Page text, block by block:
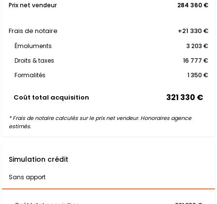
Prix net vendeur
284 360 €
Frais de notaire +21 330 €
Émoluments
3 203 €
Droits & taxes
16 777 €
Formalités
1 350 €
Coût total acquisition 321 330 €
* Frais de notaire calculés sur le prix net vendeur. Honoraires agence
estimés.
Simulation crédit
Sans apport